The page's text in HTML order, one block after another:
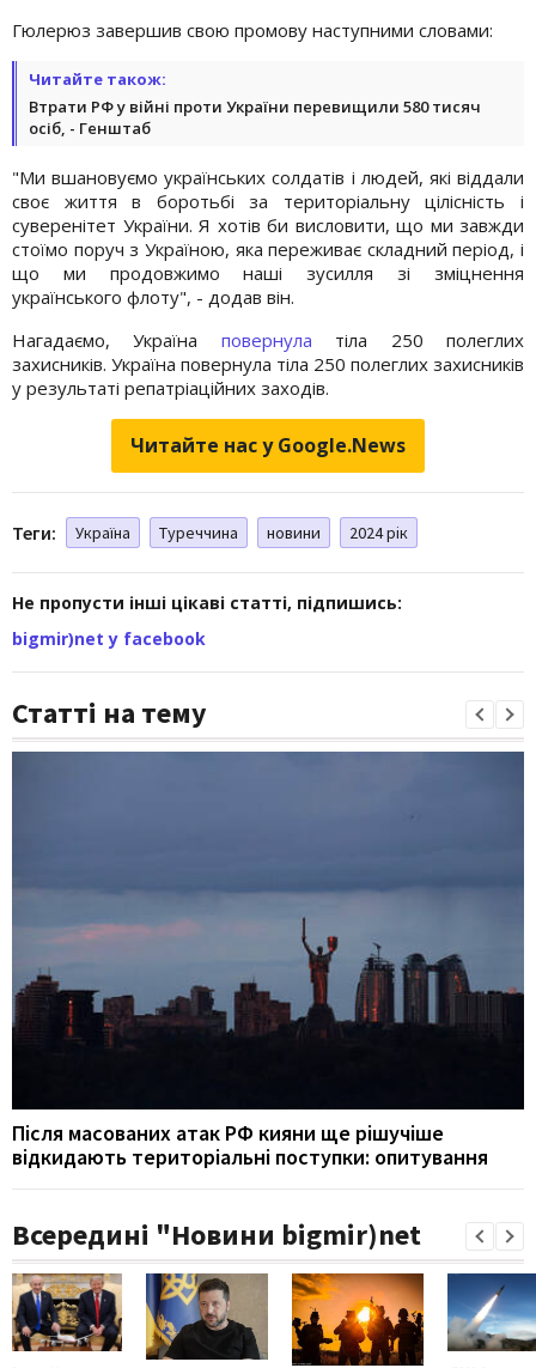
Гюлерюз завершив свою промову наступними словами:
Читайте також:
Втрати РФ у війні проти України перевищили 580 тисяч
осіб, - Генштаб
"Ми вшановуємо українських солдатів і людей, які віддали
своє життя в боротьбі за територіальну цілісність і
суверенітет України. Я хотів би висловити, що ми завжди
стоїмо поруч з Україною, яка переживає складний період, і
що ми продовжимо наші зусилля зі зміцнення
українського флоту", - додав він.
Нагадаємо, Україна повернула тіла 250 полеглих
захисників. Україна повернула тіла 250 полеглих захисників
у результаті репатріаційних заходів.
Читайте нас у Google.News
Теги: Україна Туреччина новини 2024 рік
Не пропусти інші цікаві статті, підпишись:
bigmir)net у facebook
Статті на тему
Після масованих атак РФ кияни ще рішучіше
відкидають територіальні поступки: опитування
Всередині "Новини bigmir)net